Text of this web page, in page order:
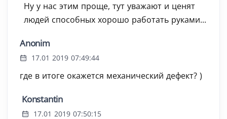
Ну у нас этим проще, тут уважают и ценят
людей способных хорошо работать руками...
Anonim
17.01 2019 07:49:44
где в итоге окажется механический дефект? )
Konstantin
17.01 2019 07:50:15